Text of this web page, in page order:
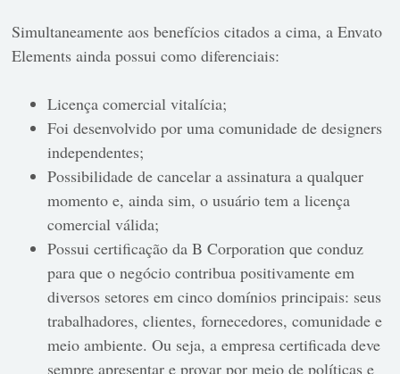
Simultaneamente aos benefícios citados a cima, a Envato
Elements ainda possui como diferenciais:
Licença comercial vitalícia;
Foi desenvolvido por uma comunidade de designers
independentes;
Possibilidade de cancelar a assinatura a qualquer
momento e, ainda sim, o usuário tem a licença
comercial válida;
Possui certificação da B Corporation que conduz
para que o negócio contribua positivamente em
diversos setores em cinco domínios principais: seus
trabalhadores, clientes, fornecedores, comunidade e
meio ambiente. Ou seja, a empresa certificada deve
sempre apresentar e provar por meio de políticas e